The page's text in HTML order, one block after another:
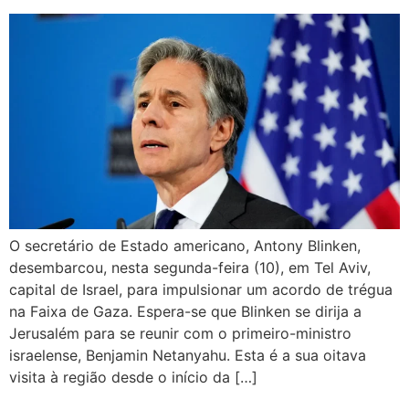
O secretário de Estado americano, Antony Blinken,
desembarcou, nesta segunda-feira (10), em Tel Aviv,
capital de Israel, para impulsionar um acordo de trégua
na Faixa de Gaza. Espera-se que Blinken se dirija a
Jerusalém para se reunir com o primeiro-ministro
israelense, Benjamin Netanyahu. Esta é a sua oitava
visita à região desde o início da […]